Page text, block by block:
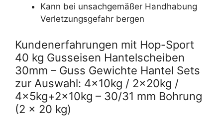
Kann bei unsachgemäßer Handhabung
Verletzungsgefahr bergen
Kundenerfahrungen mit Hop-Sport
40 kg Gusseisen Hantelscheiben
30mm – Guss Gewichte Hantel Sets
zur Auswahl: 4x10kg / 2x20kg /
4x5kg+2x10kg – 30/31 mm Bohrung
(2 x 20 kg)